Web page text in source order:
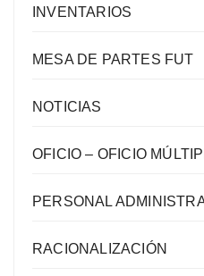
INVENTARIOS
MESA DE PARTES FUT
NOTICIAS
OFICIO – OFICIO
PERSONAL
RACIONALIZACIÓN